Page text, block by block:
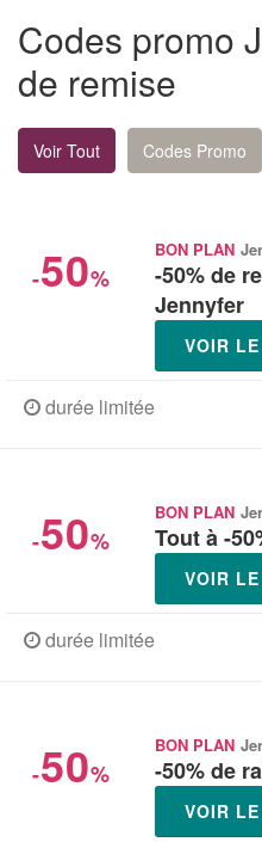
Codes promo
de remise
Voir Tout Codes Promo
-50%
BON PLAN
-50% de
Jennyfer
VOIR
durée limitée
-50%
BON PLAN
Tout à -
VOIR
durée limitée
-50%
BON PLAN
-50% de
VOIR